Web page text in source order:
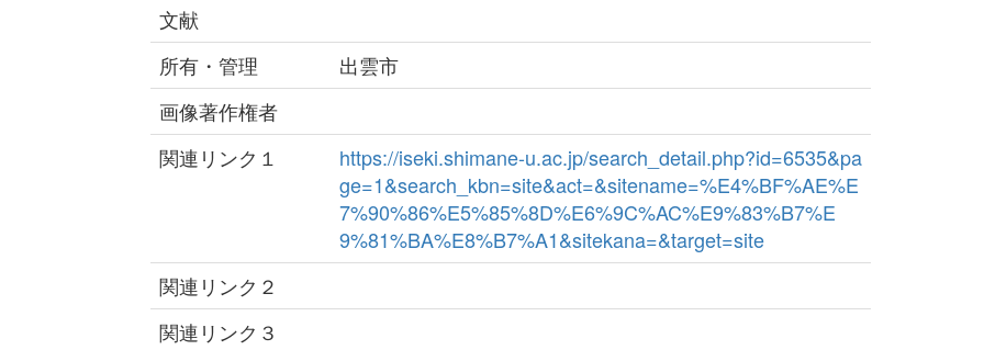
文献
所有・管理
出雲市
画像著作権者
関連リンク１
https://iseki.shimane-u.ac.jp/search_detail.php?id=6535&pa
ge=1&search_kbn=site&act=&sitename=%E4%BF%AE%E
7%90%86%E5%85%8D%E6%9C%AC%E9%83%B7%E
9%81%BA%E8%B7%A1&sitekana=&target=site
関連リンク２
関連リンク３